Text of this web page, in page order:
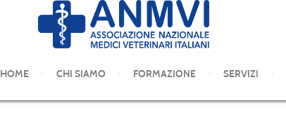
HOME CHI SIAMO FORMAZIONE SERVIZI
COMUNICATI STAMPA